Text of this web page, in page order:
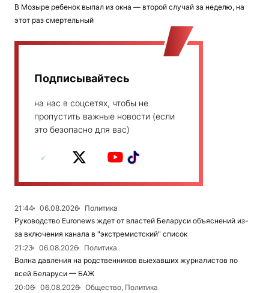
В Мозыре ребенок выпал из окна — второй случай за неделю, на
этот раз смертельный
Подписывайтесь
на нас в соцсетях, чтобы не
пропустить важные новости (если
это безопасно для вас)
21:44 06.08.2026
Политика
Руководство Euronews ждет от властей Беларуси объяснений из-
за включения канала в "экстремистский" список
21:23
06.08.2026
Политика
Волна давления на родственников выехавших журналистов по
всей Беларуси — БАЖ
20:06
06.08.2026
Общество, Политика